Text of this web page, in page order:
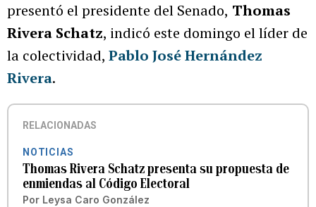
presentó el presidente del Senado, Thomas
Rivera Schatz, indicó este domingo el líder de
la colectividad, Pablo José Hernández
Rivera.
RELACIONADAS
NOTICIAS
Thomas Rivera Schatz presenta su propuesta de
enmiendas al Código Electoral
Por Leysa Caro González